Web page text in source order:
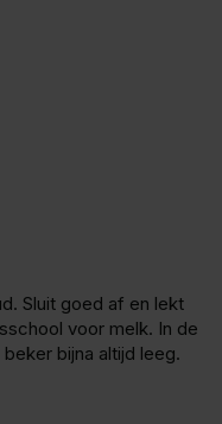
Sluit goed af en lekt
voor melk. In de
bijna altijd leeg.